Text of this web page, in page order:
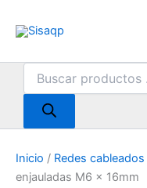
Búsqueda
productos
Inicio / Redes cableados
enjauladas M6 x 16mm